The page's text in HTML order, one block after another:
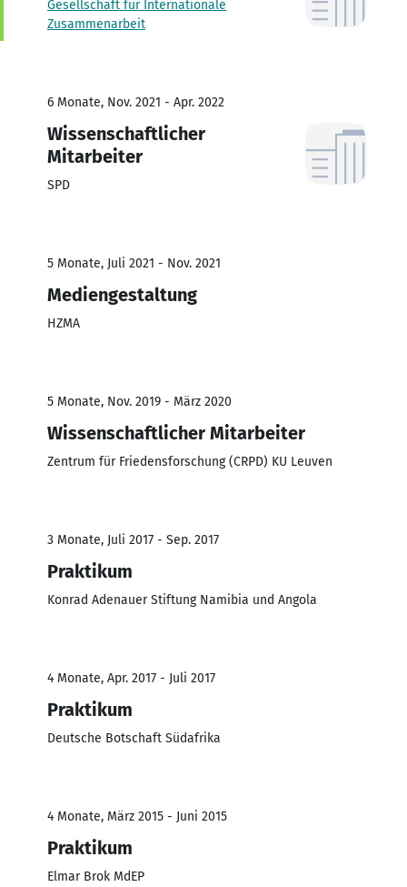
Gesellschaft für Internationale
Zusammenarbeit
6 Monate, Nov. 2021 - Apr. 2022
Wissenschaftlicher
Mitarbeiter
SPD
5 Monate, Juli 2021 - Nov. 2021
Mediengestaltung
HZMA
5 Monate, Nov. 2019 - März 2020
Wissenschaftlicher Mitarbeiter
Zentrum für Friedensforschung (CRPD) KU Leuven
3 Monate, Juli 2017 - Sep. 2017
Praktikum
Konrad Adenauer Stiftung Namibia und Angola
4 Monate, Apr. 2017 - Juli 2017
Praktikum
Deutsche Botschaft Südafrika
4 Monate, März 2015 - Juni 2015
Praktikum
Elmar Brok MdEP